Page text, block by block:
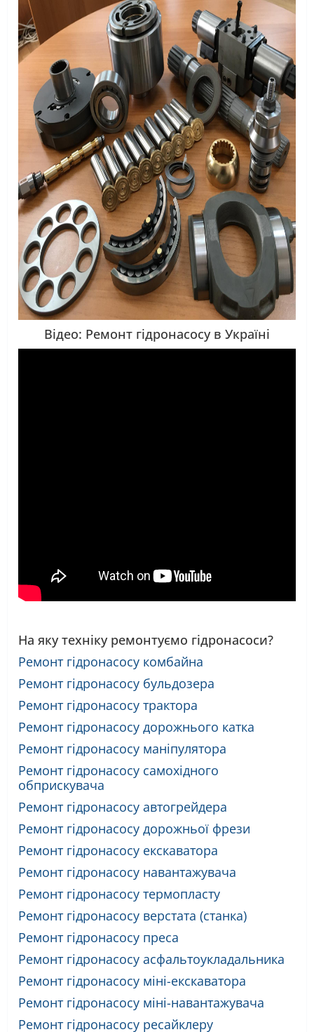
Відео: Ремонт гідронасосу в Україні
На яку техніку ремонтуємо гідронасоси?
Ремонт гідронасосу комбайна
Ремонт гідронасосу бульдозера
Ремонт гідронасосу трактора
Ремонт гідронасосу дорожнього катка
Ремонт гідронасосу маніпулятора
Ремонт гідронасосу самохідного
обприскувача
Ремонт гідронасосу автогрейдера
Ремонт гідронасосу дорожньої фрези
Ремонт гідронасосу екскаватора
Ремонт гідронасосу навантажувача
Ремонт гідронасосу термопласту
Ремонт гідронасосу верстата (станка)
Ремонт гідронасосу преса
Ремонт гідронасосу асфальтоукладальника
Ремонт гідронасосу міні-екскаватора
Ремонт гідронасосу міні-навантажувача
Ремонт гідронасосу ресайклеру